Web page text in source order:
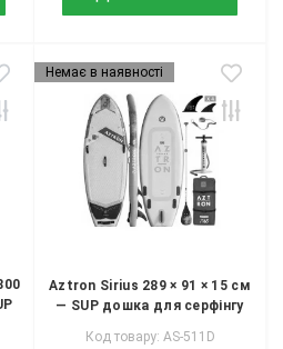
Немає в наявності
Aztron Sirius 289 × 91 × 15 см
— SUP дошка для серфінгу
Код товару: AS-511D